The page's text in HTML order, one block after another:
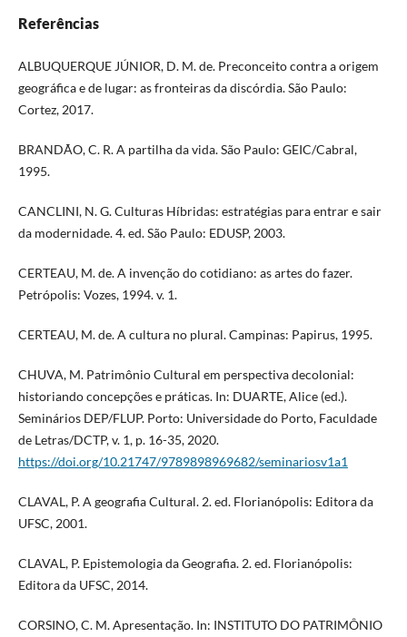
Referências
ALBUQUERQUE JÚNIOR, D. M. de. Preconceito contra a origem
geográfica e de lugar: as fronteiras da discórdia. São Paulo:
Cortez, 2017.
BRANDÃO, C. R. A partilha da vida. São Paulo: GEIC/Cabral,
1995.
CANCLINI, N. G. Culturas Híbridas: estratégias para entrar e sair
da modernidade. 4. ed. São Paulo: EDUSP, 2003.
CERTEAU, M. de. A invenção do cotidiano: as artes do fazer.
Petrópolis: Vozes, 1994. v. 1.
CERTEAU, M. de. A cultura no plural. Campinas: Papirus, 1995.
CHUVA, M. Patrimônio Cultural em perspectiva decolonial:
historiando concepções e práticas. In: DUARTE, Alice (ed.).
Seminários DEP/FLUP. Porto: Universidade do Porto, Faculdade
de Letras/DCTP, v. 1, p. 16-35, 2020.
https://doi.org/10.21747/9789898969682/seminariosv1a1
CLAVAL, P. A geografia Cultural. 2. ed. Florianópolis: Editora da
UFSC, 2001.
CLAVAL, P. Epistemologia da Geografia. 2. ed. Florianópolis:
Editora da UFSC, 2014.
CORSINO, C. M. Apresentação. In: INSTITUTO DO PATRIMÔNIO